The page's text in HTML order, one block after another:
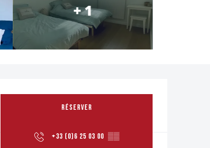
+ 1
Ouverture et
RÉSERVER
+33 (0)6 25 03 00 ▒▒